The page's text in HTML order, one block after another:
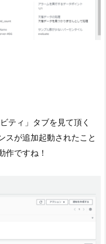
ティ」タブを見て頂く
スが追加起動されたこと
作ですね！